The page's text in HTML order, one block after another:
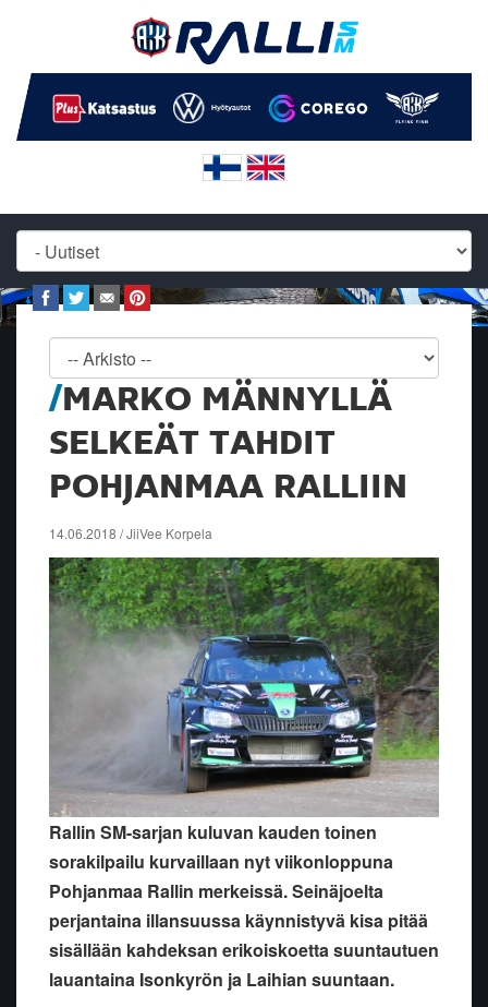
MARKO MÄNNYLLÄ
SELKEÄT TAHDIT
POHJANMAA RALLIIN
14.06.2018 / JiiVee Korpela
Rallin SM-sarjan kuluvan kauden toinen
sorakilpailu kurvaillaan nyt viikonloppuna
Pohjanmaa Rallin merkeissä. Seinäjoelta
perjantaina illansuussa käynnistyvä kisa pitää
sisällään kahdeksan erikoiskoetta suuntautuen
lauantaina Isonkyrön ja Laihian suuntaan.